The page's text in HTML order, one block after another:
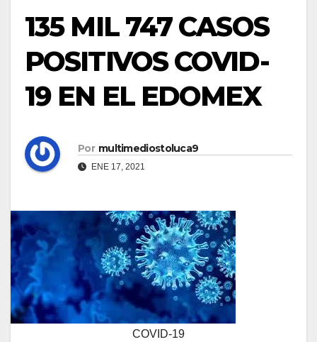
135 MIL 747 CASOS
POSITIVOS COVID-
19 EN EL EDOMEX
Por multimediostoluca9
ENE 17, 2021
COVID-19